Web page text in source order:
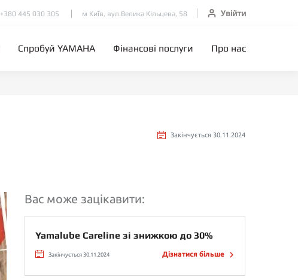
+380 445 030 305 м Київ, вул.Велика Кільцева, 58 Увійти
Спробуй YAMAHA Фінансові послуги Про нас
Закінчується 30.11.2024
Вас може зацікавити:
Yamalube Careline зі знижкою до 30%
Закінчується 30.11.2024 Дізнатися більше